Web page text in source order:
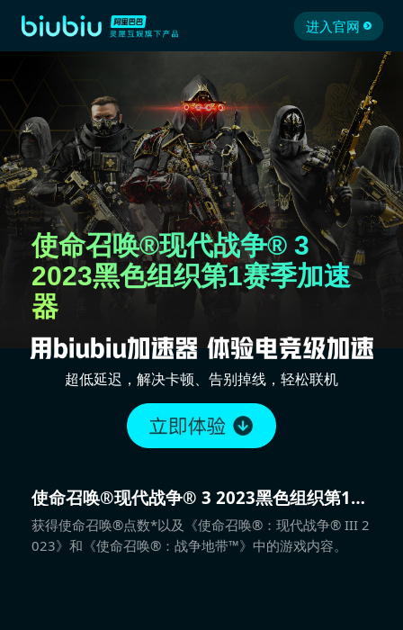
进入官网
使命召唤®现代战争® 3
2023黑色组织第1赛季加速
器
超低延迟，解决卡顿、告别掉线，轻松联机
使命召唤®现代战争® 3 2023黑色组织第1赛
季
获得使命召唤®点数*以及《使命召唤®：现代战争® III 2
023》和《使命召唤®：战争地带™》中的游戏内容。